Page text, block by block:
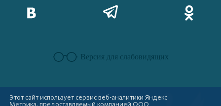
Версия для слабовидящих
Этот сайт использует сервис веб-аналитики Яндекс
Метрика, предоставляемый компанией ООО